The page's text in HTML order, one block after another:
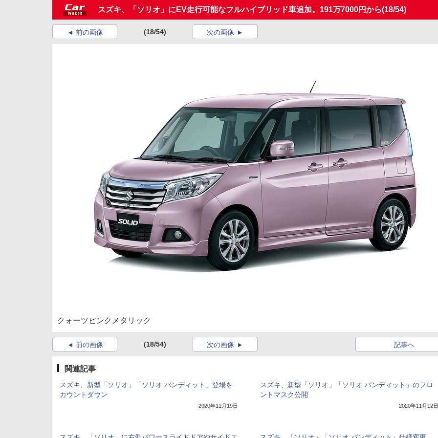
スズキ、「ソリオ」にEV走行可能なフルハイブリッド車追加。191万7000円から(18/54)
前の画像 (18/54) 次の画像
クォーツピンクメタリック
前の画像 (18/54) 記事へ
次の画像
関連記事
スズキ、新型「ソリオ」「ソリオ バンディット」登場を
カウントダウン
2020年11月19日
スズキ、新型「ソリオ」「ソリオ バンディット」のフロ
ントマスク公開
2020年11月12日